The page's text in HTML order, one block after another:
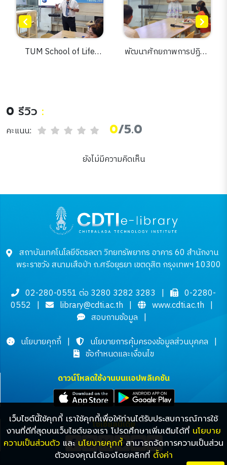
TUM School of Life
Development
พัฒนาศักยภาพการปฏิบัติ
0 รีวิว :
คะแนน: 0/5.0
ยังไม่มีความคิดเห็น
เว็บไซต์นี้ใช้คุกกี้ เราใช้คุกกี้เพื่อให้ท่านได้รับประสบการณ์การใช้
งานที่ดีที่สุดบนเว็บไซต์ของเรา โปรดศึกษาเพิ่มเติมได้ที่ นโยบาย
ความเป็นส่วนตัว และ นโยบายคุกกี้ สามารถจัดการความเป็นส่วน
ตัวของคุณได้เองโดยคลิกที่ ตั้งค่า
สถาบันเทคโนโลยีจิตรลดา วิทยทรัพยากร อาคาร 60 สำนักงาน
พระราชวัง สนามเสือป่า ถ.ศรีอยุธยา เขตดุสิต กรุงเทพฯ 10300
02-280-0551 ต่อ 3280 3282 3283 |
0-2280-
0552 | library@cdti.ac.th | www.cdti.ac.th |
สอบถามข้อมูล |
นโยบายคุกกี้ | นโยบายการคุ้มครองข้อมูลส่วนบุคคล |
ข้อกำหนดและเงื่อนไข
ดาวน์โหลดใช้งานบนแอปพลิเคชัน
โซเชียลมีเดีย